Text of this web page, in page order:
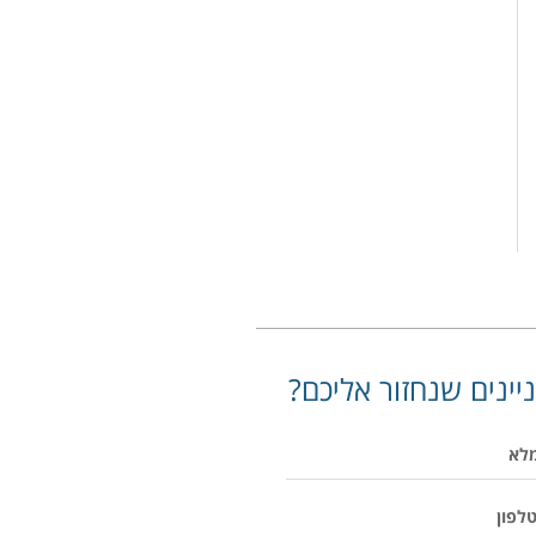
שנחזור אליכם?